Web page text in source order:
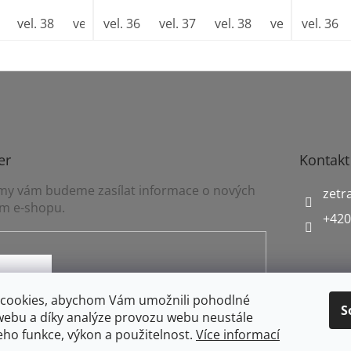
abychom Vám umožnili pohodlné
a díky analýze provozu webu neustále
funkce, výkon a použitelnost. Více informací
vel. 38 vel. 39 vel. 40 vel. 41
vel. 36 vel. 37 vel. 38 vel. 39 vel.
vel. 36
vám budeme zasílat informace o nových
e-shopu.
ochrany osobních údajů
Kontakt